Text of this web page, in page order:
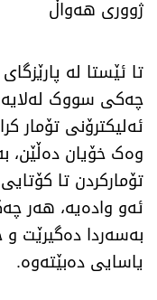
ژووری هەواڵ
چەکی سووک
ئەلیکترۆنی تۆمار
وەک خۆیان دەڵێن،
تۆمارکردن تا
ئەو وادەیە، هەر
بەسەردا دەگیرێت
یاسایی دەبێتەوە.